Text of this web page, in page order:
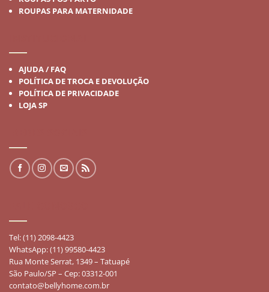
ROUPAS PARA MATERNIDADE
AJUDA / FAQ
POLÍTICA DE TROCA E DEVOLUÇÃO
POLÍTICA DE PRIVACIDADE
LOJA SP
Tel: (11) 2098-4423
WhatsApp: (11) 99580-4423
Rua Monte Serrat, 1349 – Tatuapé
São Paulo/SP – Cep: 03312-001
contato@bellyhome.com.br